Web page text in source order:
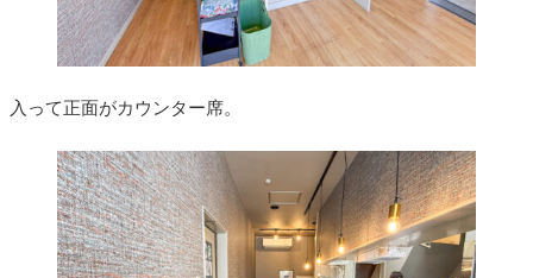
入って正面がカウンター席。